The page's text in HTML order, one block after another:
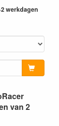
werkdagen
van 2